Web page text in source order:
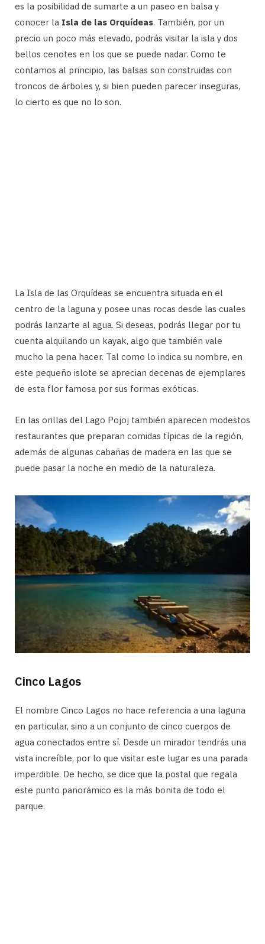
es la posibilidad de sumarte a un paseo en balsa y
conocer la Isla de las Orquídeas. También, por un
precio un poco más elevado, podrás visitar la isla y dos
bellos cenotes en los que se puede nadar. Como te
contamos al principio, las balsas son construidas con
troncos de árboles y, si bien pueden parecer inseguras,
lo cierto es que no lo son.
La Isla de las Orquídeas se encuentra situada en el
centro de la laguna y posee unas rocas desde las cuales
podrás lanzarte al agua. Si deseas, podrás llegar por tu
cuenta alquilando un kayak, algo que también vale
mucho la pena hacer. Tal como lo indica su nombre, en
este pequeño islote se aprecian decenas de ejemplares
de esta flor famosa por sus formas exóticas.
En las orillas del Lago Pojoj también aparecen modestos
restaurantes que preparan comidas típicas de la región,
además de algunas cabañas de madera en las que se
puede pasar la noche en medio de la naturaleza.
Cinco Lagos
El nombre Cinco Lagos no hace referencia a una laguna
en particular, sino a un conjunto de cinco cuerpos de
agua conectados entre sí. Desde un mirador tendrás una
vista increíble, por lo que visitar este lugar es una parada
imperdible. De hecho, se dice que la postal que regala
este punto panorámico es la más bonita de todo el
parque.